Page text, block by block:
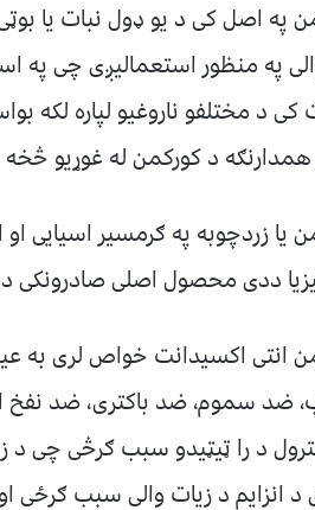
په اصل کی د یو ډول نبات یا
په منظور استعمالیږی چی په
کی د مختلفو ناروغیو لپاره لکه
د کورکمن له غوړیو
یا زردچوبه په ګرمسیر اسیایی
ددی محصول اصلی صادرونکی
انتی اکسیدانت خواص لری به
ضد سموم، ضد باکتری، ضد
د را ټیټیدو سبب ګرڅی چی د
انزایم د زیات والی سبب ګرځی